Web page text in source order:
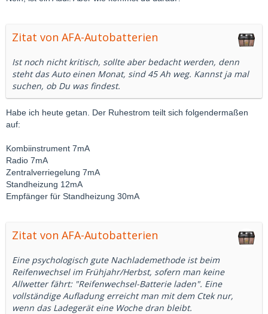
Zitat von AFA-Autobatterien
Ist noch nicht kritisch, sollte aber bedacht werden, denn
steht das Auto einen Monat, sind 45 Ah weg. Kannst ja mal
suchen, ob Du was findest.
Habe ich heute getan. Der Ruhestrom teilt sich folgendermaßen
auf:
Kombiinstrument 7mA
Radio 7mA
Zentralverriegelung 7mA
Standheizung 12mA
Empfänger für Standheizung 30mA
Zitat von AFA-Autobatterien
Eine psychologisch gute Nachlademethode ist beim
Reifenwechsel im Frühjahr/Herbst, sofern man keine
Allwetter fährt: "Reifenwechsel-Batterie laden". Eine
vollständige Aufladung erreicht man mit dem Ctek nur,
wenn das Ladegerät eine Woche dran bleibt.